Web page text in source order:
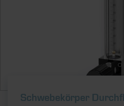
Schwebekörper